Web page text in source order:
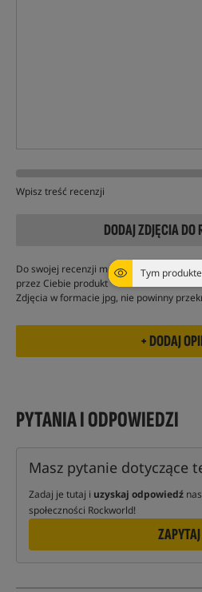
Tym
Wpisz treść recenzji
DODAJ ZDJĘCIA DO
Do swojej recenzji możesz dodać do 5
przez Ciebie produkt
Zdjęcia w formacie jpg, nie powinny
PYTANIA I ODPOWIEDZI
Masz pytanie dotyczące
Zadaj je tutaj i uzyskaj odpowiedź
społeczności Rockworld!
ZAPYTAJ